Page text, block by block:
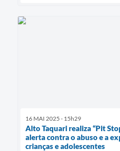
16 MAI 2025 - 15h29
Alto Taquari realiza “Pit
alerta contra o abuso e a
crianças e adolescentes